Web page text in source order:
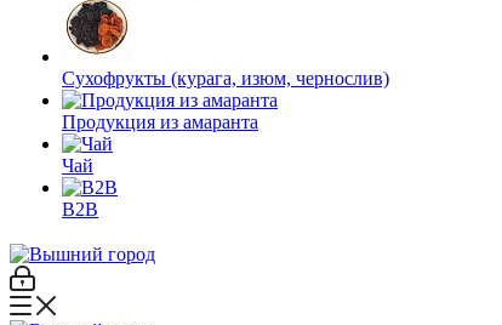
Сухофрукты (курага, изюм, чернослив)
Продукция из амаранта
Чай
B2B